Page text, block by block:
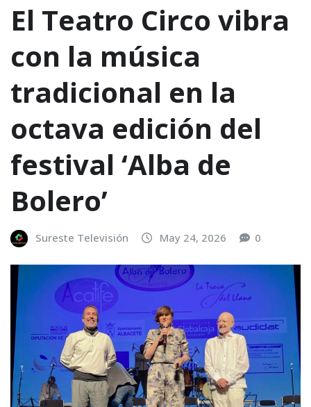
El Teatro Circo vibra
con la música
tradicional en la
octava edición del
festival ‘Alba de
Bolero’
Sureste Televisión May 24, 2026 0